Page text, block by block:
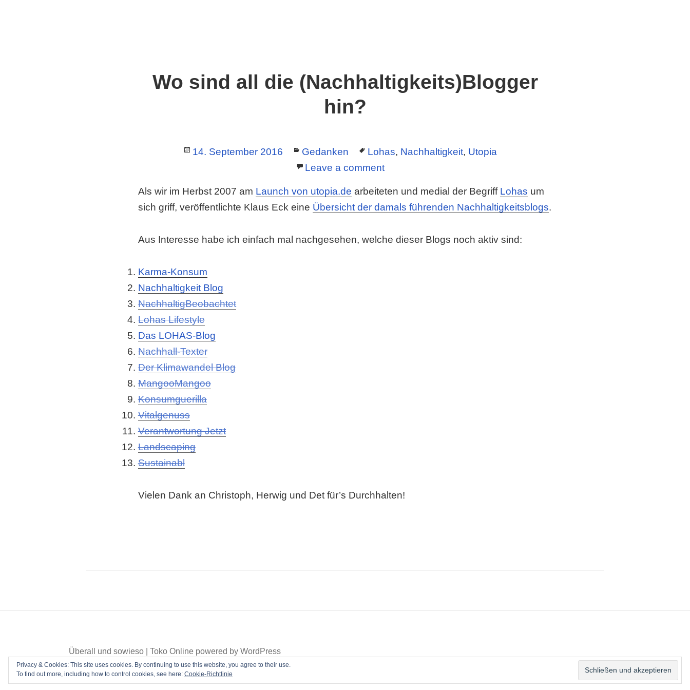
Wo sind all die (Nachhaltigkeits)Blogger
hin?
Posted
14. September 2016 Categories
Gedanken Tags
Lohas, Nachhaltigkeit, Utopia
Leave a comment
Als wir im Herbst 2007 am Launch von utopia.de arbeiteten und medial der Begriff Lohas um
sich griff, veröffentlichte Klaus Eck eine Übersicht der damals führenden Nachhaltigkeitsblogs.
Aus Interesse habe ich einfach mal nachgesehen, welche dieser Blogs noch aktiv sind:
Karma-Konsum
Nachhaltigkeit Blog
NachhaltigBeobachtet
Lohas Lifestyle
Das LOHAS-Blog
Nachhall-Texter
Der Klimawandel Blog
MangooMangoo
Konsumguerilla
Vitalgenuss
Verantwortung Jetzt
Landscaping
Sustainabl
Vielen Dank an Christoph, Herwig und Det für’s Durchhalten!
Überall und sowieso |Toko Online powered byWordPress
Privacy & Cookies: This site uses cookies. By continuing to use this website, you agree to their use.
To find out more, including how to control cookies, see here: Cookie-Richtlinie